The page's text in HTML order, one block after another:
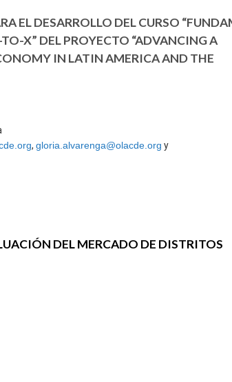
EL DESARROLLO DEL CURSO
X” DEL PROYECTO “ADVANCING A
IN LATIN AMERICA AND THE
, gloria.alvarenga@olacde.org y
DEL MERCADO DE DISTRITOS